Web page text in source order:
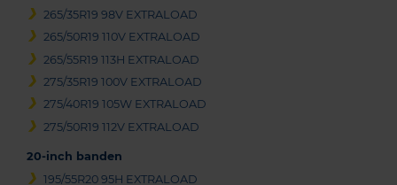
265/35R19 98V EXTRALOAD
265/50R19 110V EXTRALOAD
265/55R19 113H EXTRALOAD
275/35R19 100V EXTRALOAD
275/40R19 105W EXTRALOAD
275/50R19 112V EXTRALOAD
20-inch banden
195/55R20 95H EXTRALOAD